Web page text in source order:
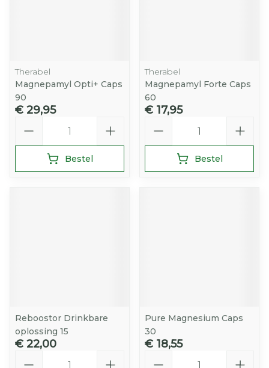
Therabel
Magnepamyl Opti+ Caps
90
€ 29,95
Bestel
Therabel
Magnepamyl Forte Caps
60
€ 17,95
Bestel
Reboostor Drinkbare
oplossing 15
€ 22,00
Pure Magnesium Caps
30
€ 18,55